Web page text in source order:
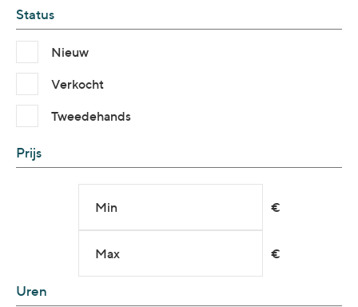
Status
Nieuw
Verkocht
Tweedehands
Prijs
Min €
Max €
Uren